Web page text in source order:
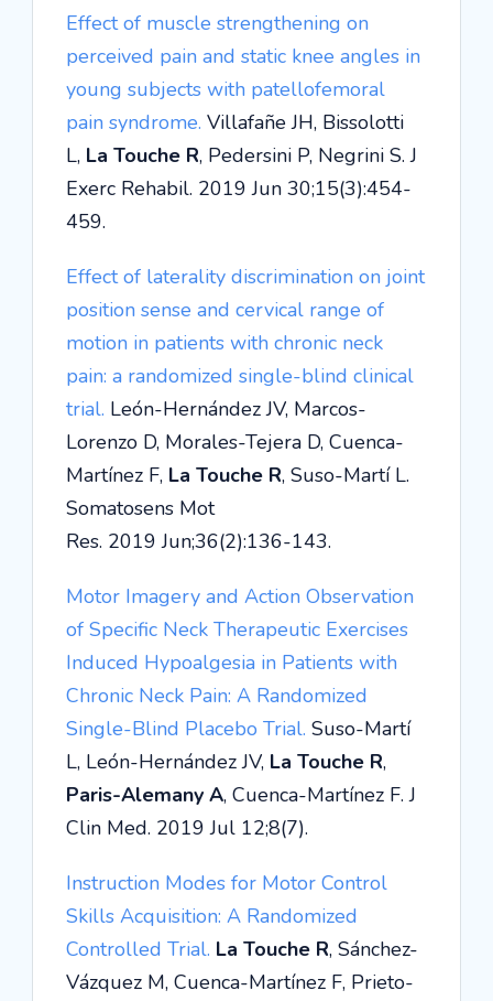
Effect of muscle strengthening on
perceived pain and static knee angles in
young subjects with patellofemoral
pain syndrome. Villafañe JH, Bissolotti
L, La Touche R, Pedersini P, Negrini S. J
Exerc Rehabil. 2019 Jun 30;15(3):454-
459.
Effect of laterality discrimination on joint
position sense and cervical range of
motion in patients with chronic neck
pain: a randomized single-blind clinical
trial. León-Hernández JV, Marcos-
Lorenzo D, Morales-Tejera D, Cuenca-
Martínez F, La Touche R, Suso-Martí L.
Somatosens Mot
Res. 2019 Jun;36(2):136-143.
Motor Imagery and Action Observation
of Specific Neck Therapeutic Exercises
Induced Hypoalgesia in Patients with
Chronic Neck Pain: A Randomized
Single-Blind Placebo Trial. Suso-Martí
L, León-Hernández JV, La Touche R,
Paris-Alemany A, Cuenca-Martínez F. J
Clin Med. 2019 Jul 12;8(7).
Instruction Modes for Motor Control
Skills Acquisition: A Randomized
Controlled Trial. La Touche R, Sánchez-
Vázquez M, Cuenca-Martínez F, Prieto-